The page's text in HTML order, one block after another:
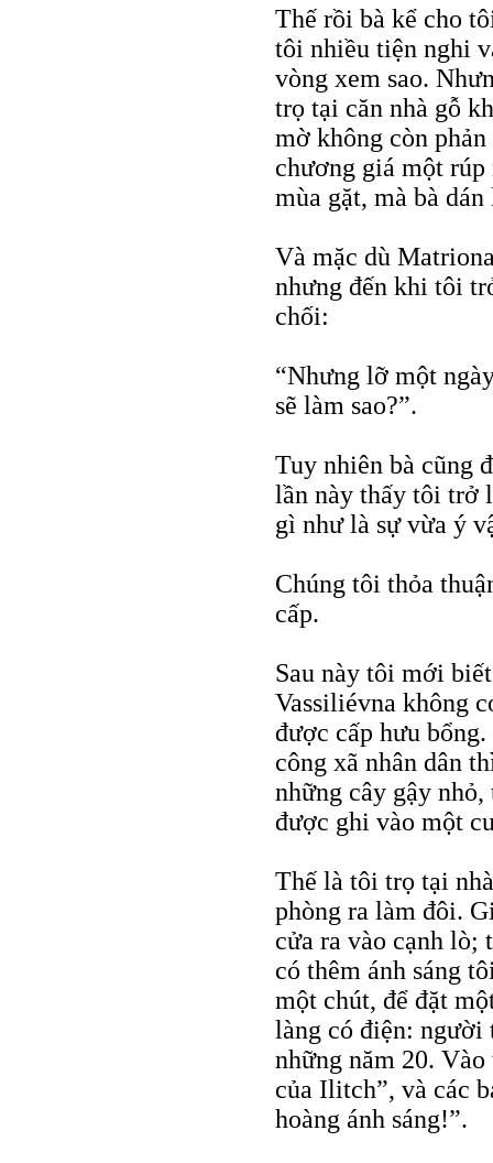
Thế rồi bà kể cho
tôi nhiều tiện nghi
vòng xem sao.
trọ tại căn nhà gỗ
mờ không còn
chương giá một rúp
mùa gặt, mà bà
Và mặc dù
nhưng đến khi tôi
chối:
“Nhưng lỡ một
sẽ làm sao?”.
Tuy nhiên bà cũng
lần này thấy tôi trở
gì như là sự vừa ý
Chúng tôi thỏa
cấp.
Sau này tôi mới
Vassiliévna không
được cấp hưu
công xã nhân dân
những cây gậy
được ghi vào một
Thế là tôi trọ tại
phòng ra làm đôi.
cửa ra vào cạnh lò;
có thêm ánh sáng
một chút, để đặt
làng có điện: người
những năm 20.
của Ilitch”, và các
hoàng ánh sáng!”.